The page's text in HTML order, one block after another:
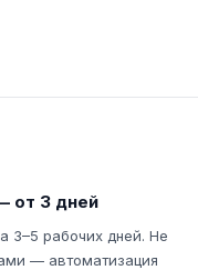
от 3 дней
3–5 рабочих дней. Не
— автоматизация